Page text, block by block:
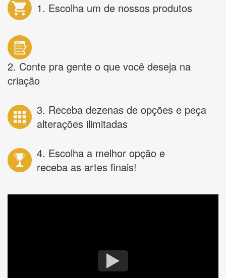
1. Escolha um de nossos produtos
2. Conte pra gente o que você deseja na
criação
3. Receba dezenas de opções e peça
alterações ilimitadas
4. Escolha a melhor opção e
receba as artes finais!